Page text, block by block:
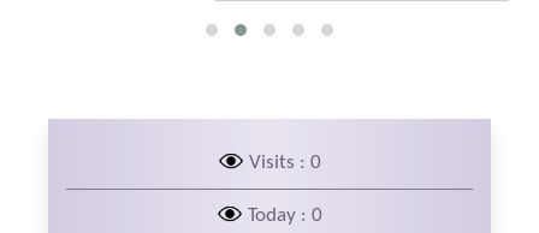
Visits : 0
Today : 0